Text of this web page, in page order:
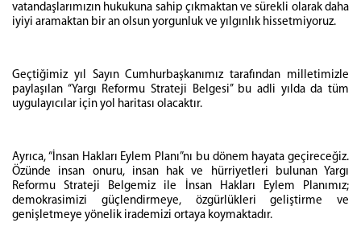
vatandaşlarımızın hukukuna sahip çıkmaktan ve sürekli olarak daha
iyiyi aramaktan bir an olsun yorgunluk ve yılgınlık hissetmiyoruz.
Geçtiğimiz yıl Sayın Cumhurbaşkanımız tarafından milletimizle
paylaşılan ‘‘Yargı Reformu Strateji Belgesi’’ bu adli yılda da tüm
uygulayıcılar için yol haritası olacaktır.
Ayrıca, “İnsan Hakları Eylem Planı”nı bu dönem hayata geçireceğiz.
Özünde insan onuru, insan hak ve hürriyetleri bulunan Yargı
Reformu Strateji Belgemiz ile İnsan Hakları Eylem Planımız;
demokrasimizi güçlendirmeye, özgürlükleri geliştirme ve
genişletmeye yönelik irademizi ortaya koymaktadır.